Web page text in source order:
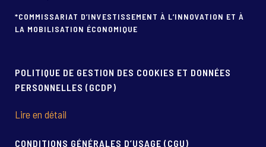
*COMMISSARIAT D’INVESTISSEMENT À L’INNOVATION ET À
LA MOBILISATION ÉCONOMIQUE
POLITIQUE DE GESTION DES COOKIES ET DONNÉES
PERSONNELLES (GCDP)
Lire en détail
CONDITIONS GÉNÉRALES D’USAGE (CGU)